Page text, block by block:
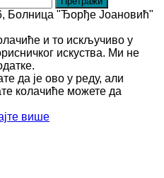
Болница "Ђорђе Јоановић"
и то искључиво у
искуства. Ми не
да је ово у реду, али
колачиће можете да
више